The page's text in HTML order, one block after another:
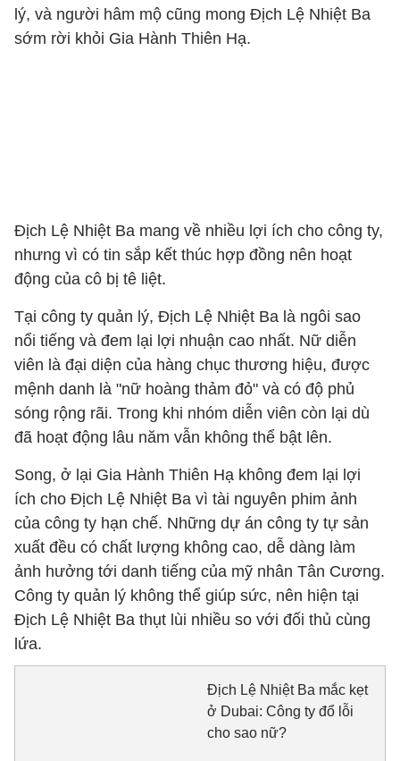
lý, và người hâm mộ cũng mong Địch Lệ Nhiệt Ba
sớm rời khỏi Gia Hành Thiên Hạ.
Địch Lệ Nhiệt Ba mang về nhiều lợi ích cho công ty,
nhưng vì có tin sắp kết thúc hợp đồng nên hoạt
động của cô bị tê liệt.
Tại công ty quản lý, Địch Lệ Nhiệt Ba là ngôi sao
nổi tiếng và đem lại lợi nhuận cao nhất. Nữ diễn
viên là đại diện của hàng chục thương hiệu, được
mệnh danh là "nữ hoàng thảm đỏ" và có độ phủ
sóng rộng rãi. Trong khi nhóm diễn viên còn lại dù
đã hoạt động lâu năm vẫn không thể bật lên.
Song, ở lại Gia Hành Thiên Hạ không đem lại lợi
ích cho Địch Lệ Nhiệt Ba vì tài nguyên phim ảnh
của công ty hạn chế. Những dự án công ty tự sản
xuất đều có chất lượng không cao, dễ dàng làm
ảnh hưởng tới danh tiếng của mỹ nhân Tân Cương.
Công ty quản lý không thể giúp sức, nên hiện tại
Địch Lệ Nhiệt Ba thụt lùi nhiều so với đối thủ cùng
lứa.
Địch Lệ Nhiệt Ba mắc kẹt
ở Dubai: Công ty đổ lỗi
cho sao nữ?